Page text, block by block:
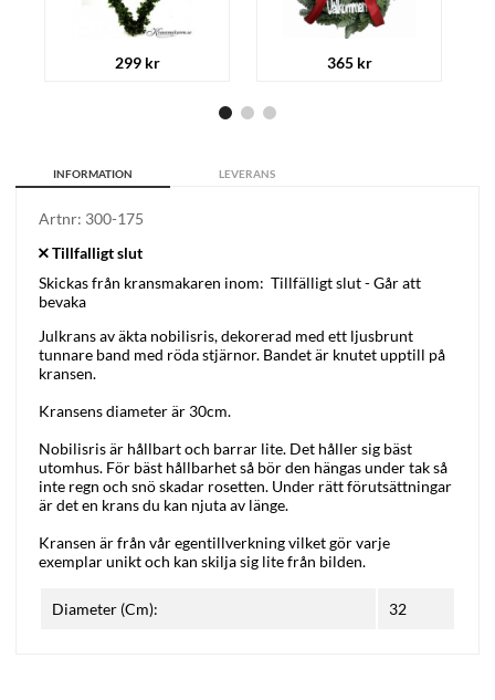
299 kr 365 kr
INFORMATION LEVERANS
Artnr: 300-175
Skickas från kransmakaren inom: Tillfälligt slut - Går att
bevaka
Julkrans av äkta nobilisris, dekorerad med ett ljusbrunt
tunnare band med röda stjärnor. Bandet är knutet upptill på
kransen.
Kransens diameter är 30cm.
Nobilisris är hållbart och barrar lite. Det håller sig bäst
utomhus. För bäst hållbarhet så bör den hängas under tak så
inte regn och snö skadar rosetten. Under rätt förutsättningar
är det en krans du kan njuta av länge.
Kransen är från vår egentillverkning vilket gör varje
exemplar unikt och kan skilja sig lite från bilden.
Diameter (Cm): 32